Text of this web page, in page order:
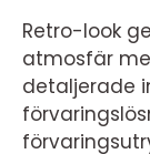
Retro-look
atmosfär
detaljerade